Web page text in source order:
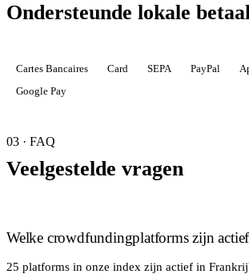
Ondersteunde lokale
Cartes Bancaires Card SEPA PayPal
Google Pay
03 · FAQ
Veelgestelde vragen
Welke crowdfundingplatforms zijn
25 platforms in onze index zijn actief in